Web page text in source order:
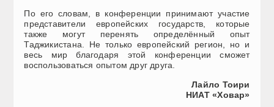
По его словам, в конференции принимают участие
представители европейских государств, которые
также могут перенять определённый опыт
Таджикистана. Не только европейский регион, но и
весь мир благодаря этой конференции сможет
воспользоваться опытом друг друга.
Лайло Тоири
НИАТ «Ховар»